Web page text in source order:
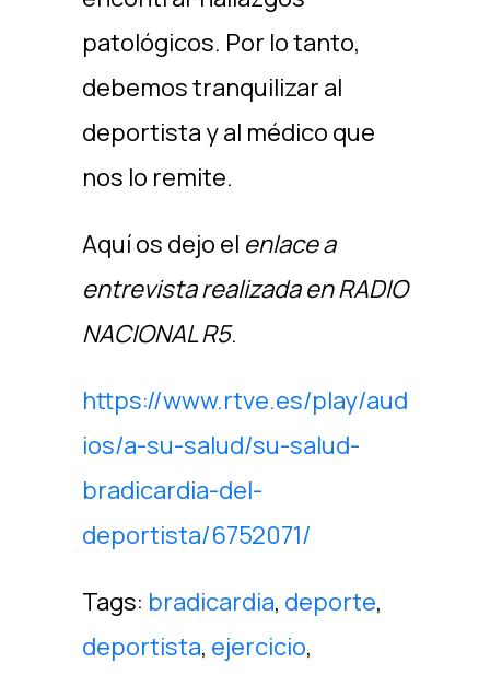
patológicos. Por lo tanto,
debemos tranquilizar al
deportista y al médico que
nos lo remite.
Aquí os dejo el enlace a
entrevista realizada en RADIO
NACIONAL R5.
https://www.rtve.es/play/aud
ios/a-su-salud/su-salud-
bradicardia-del-
deportista/6752071/
Tags: bradicardia, deporte,
deportista, ejercicio,